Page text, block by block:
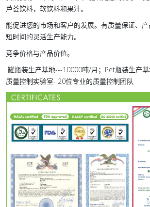
芦荟饮料，软饮料和果汁。
能促进您的市场和客户的发展。有质量保证、
短时间的灵活生产能力。
竞争价格与产品价值。
罐瓶装生产基地---10000吨/月；Pet瓶装生产基
质量控制实验室- 20位专业的质量控制团队